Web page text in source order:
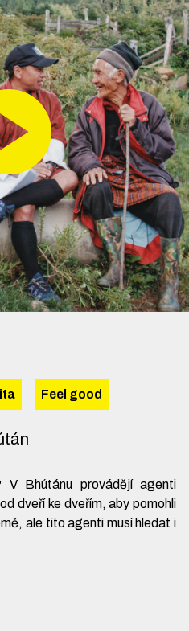
Feel good
V Bhútánu provádějí agenti
dveří ke dveřím, aby pomohli
ale tito agenti musí hledat i